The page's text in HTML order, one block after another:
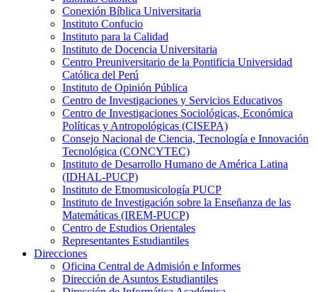
Conexión Bíblica Universitaria
Instituto Confucio
Instituto para la Calidad
Instituto de Docencia Universitaria
Centro Preuniversitario de la Pontificia Universidad
Católica del Perú
Instituto de Opinión Pública
Centro de Investigaciones y Servicios Educativos
Centro de Investigaciones Sociológicas, Económica
Políticas y Antropológicas (CISEPA)
Consejo Nacional de Ciencia, Tecnología e Innovación
Tecnológica (CONCYTEC)
Instituto de Desarrollo Humano de América Latina
(IDHAL-PUCP)
Instituto de Etnomusicología PUCP
Instituto de Investigación sobre la Enseñanza de las
Matemáticas (IREM-PUCP)
Centro de Estudios Orientales
Representantes Estudiantiles
Direcciones
Oficina Central de Admisión e Informes
Dirección de Asuntos Estudiantiles